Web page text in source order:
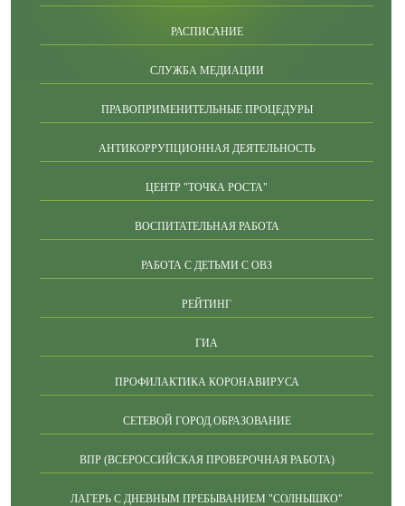
РАСПИСАНИЕ
СЛУЖБА МЕДИАЦИИ
ПРАВОПРИМЕНИТЕЛЬНЫЕ ПРОЦЕДУРЫ
АНТИКОРРУПЦИОННАЯ ДЕЯТЕЛЬНОСТЬ
ЦЕНТР "ТОЧКА РОСТА"
ВОСПИТАТЕЛЬНАЯ РАБОТА
РАБОТА С ДЕТЬМИ С ОВЗ
РЕЙТИНГ
ГИА
ПРОФИЛАКТИКА КОРОНАВИРУСА
СЕТЕВОЙ ГОРОД.ОБРАЗОВАНИЕ
ВПР (ВСЕРОССИЙСКАЯ ПРОВЕРОЧНАЯ РАБОТА)
ЛАГЕРЬ С ДНЕВНЫМ ПРЕБЫВАНИЕМ "СОЛНЫШКО"